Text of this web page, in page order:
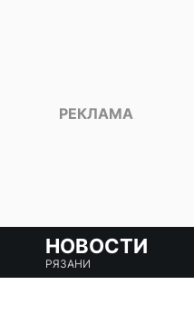
НОВОСТИ
РЯЗАНИ